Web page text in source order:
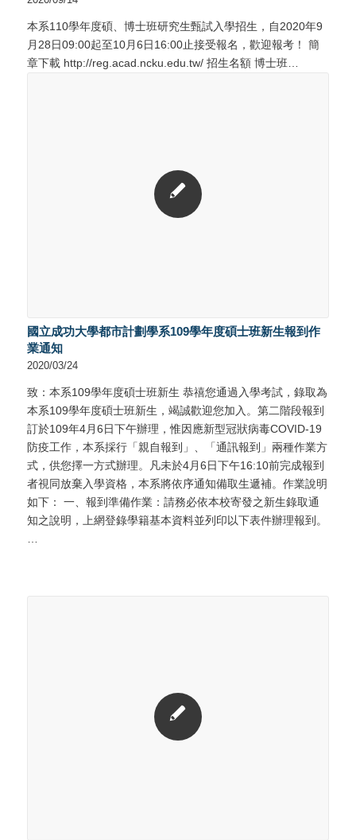
本系110學年度碩、博士班研究生甄試入學招生，自2020年9
月28日09:00起至10月6日16:00止接受報名，歡迎報考！ 簡
章下載 http://reg.acad.ncku.edu.tw/ 招生名額 博士班…
國立成功大學都市計劃學系109學年度碩士班新生報到作
業通知
2020/03/24
致：本系109學年度碩士班新生 恭禧您通過入學考試，錄取為
本系109學年度碩士班新生，竭誠歡迎您加入。第二階段報到
訂於109年4月6日下午辦理，惟因應新型冠狀病毒COVID-19
防疫工作，本系採行「親自報到」、「通訊報到」兩種作業方
式，供您擇一方式辦理。凡未於4月6日下午16:10前完成報到
者視同放棄入學資格，本系將依序通知備取生遞補。作業說明
如下： 一、報到準備作業：請務必依本校寄發之新生錄取通
知之說明，上網登錄學籍基本資料並列印以下表件辦理報到。